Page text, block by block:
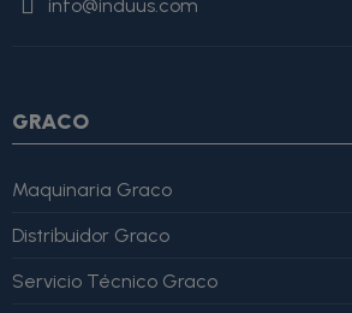
info@induus.com
GRACO
Maquinaria Graco
Distribuidor Graco
Servicio Técnico Graco
Martínez" }, "reviewRating": { "@type":